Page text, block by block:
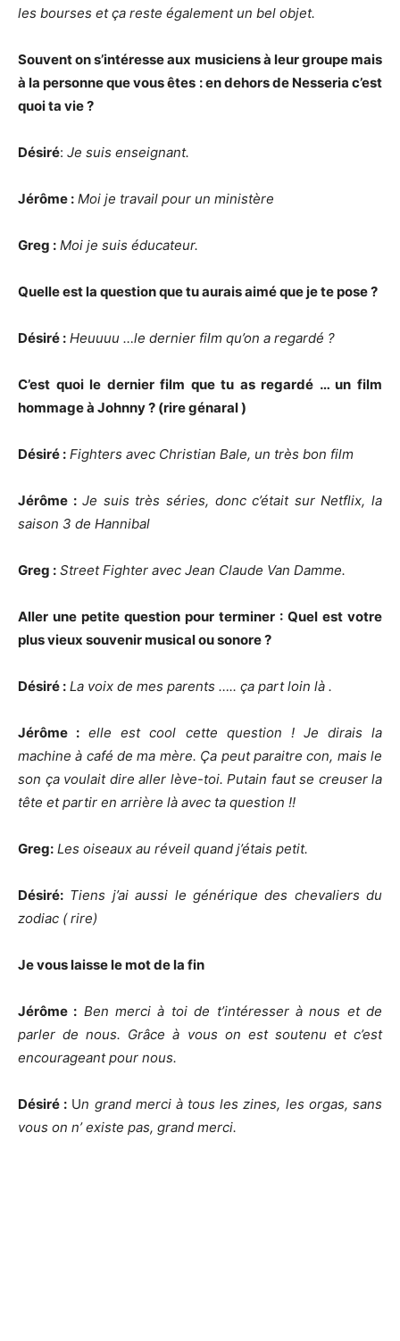
les bourses et ça reste également un bel objet.
Souvent on s’intéresse aux musiciens à leur groupe mais
à la personne que vous êtes : en dehors de Nesseria c’est
quoi ta vie ?
Désiré: Je suis enseignant.
Jérôme : Moi je travail pour un ministère
Greg : Moi je suis éducateur.
Quelle est la question que tu aurais aimé que je te pose ?
Désiré : Heuuuu …le dernier film qu’on a regardé ?
C’est quoi le dernier film que tu as regardé … un film
hommage à Johnny ? (rire génaral )
Désiré : Fighters avec Christian Bale, un très bon film
Jérôme :Je suis très séries, donc c’était sur Netflix, la
saison 3 de Hannibal
Greg : Street Fighter avec Jean Claude Van Damme.
Aller une petite question pour terminer : Quel est votre
plus vieux souvenir musical ou sonore ?
Désiré : La voix de mes parents ….. ça part loin là .
Jérôme : elle est cool cette question ! Je dirais la
machine à café de ma mère. Ça peut paraitre con, mais le
son ça voulait dire aller lève-toi. Putain faut se creuser la
tête et partir en arrière là avec ta question !!
Greg: Les oiseaux au réveil quand j’étais petit.
Désiré: Tiens j’ai aussi le générique des chevaliers du
zodiac ( rire)
Je vous laisse le mot de la fin
Jérôme : Ben merci à toi de t’intéresser à nous et de
parler de nous. Grâce à vous on est soutenu et c’est
encourageant pour nous.
Désiré : Un grand merci à tous les zines, les orgas, sans
vous on n’ existe pas, grand merci.